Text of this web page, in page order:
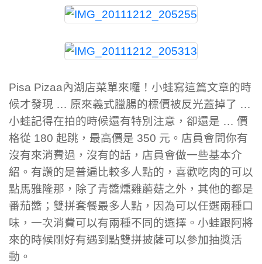
Pisa Pizaa內湖店菜單來囉！小蛙寫這篇文章的時
候才發現 … 原來義式臘腸的標價被反光蓋掉了 …
小蛙記得在拍的時候還有特別注意，卻還是 … 價
格從 180 起跳，最高價是 350 元。店員會問你有
沒有來消費過，沒有的話，店員會做一些基本介
紹。有讚的是普遍比較多人點的，喜歡吃肉的可以
點馬雅隆那，除了青醬燻雞蘑菇之外，其他的都是
番茄醬；雙拼套餐最多人點，因為可以任選兩種口
味，一次消費可以有兩種不同的選擇。小蛙跟阿將
來的時候剛好有遇到點雙拼披薩可以參加抽獎活
動。